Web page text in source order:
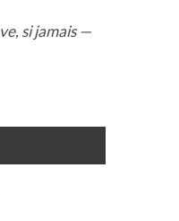
si jamais —